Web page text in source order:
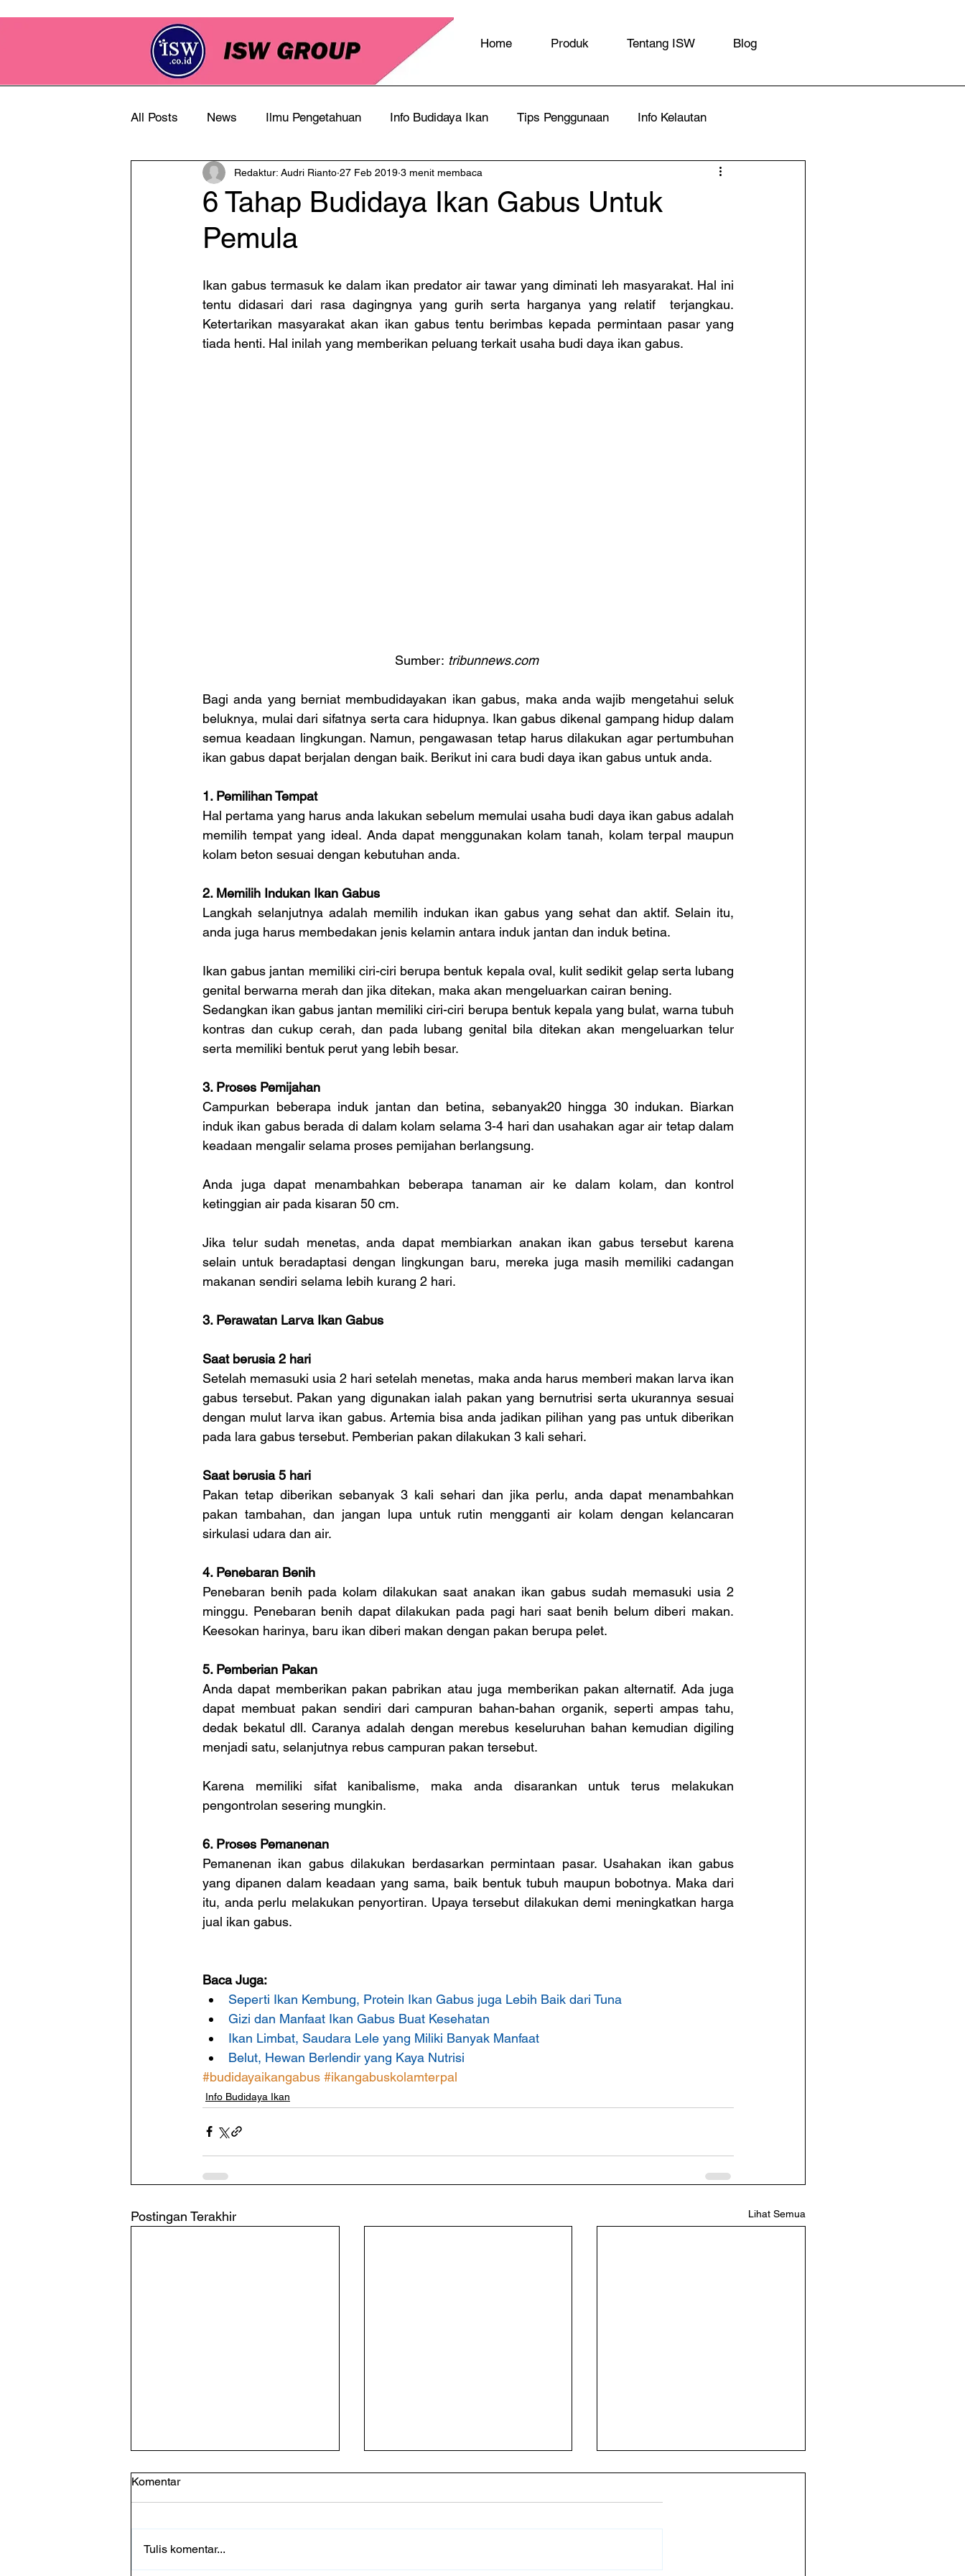
Home Produk Tentang ISW Blog
All Posts News Ilmu Pengetahuan Info Budidaya Ikan Tips Penggunaan Info Kelautan
Info Perkebunan
6 Tahap Budidaya Ikan Gabus Untuk
Pemula
Redaktur: Audri Rianto 27 Feb 2019 3 menit membaca
Ikan gabus termasuk ke dalam ikan predator air tawar yang diminati leh masyarakat. Hal ini
tentu didasari dari rasa dagingnya yang gurih serta harganya yang relatif  terjangkau.
Ketertarikan masyarakat akan ikan gabus tentu berimbas kepada permintaan pasar yang
tiada henti. Hal inilah yang memberikan peluang terkait usaha budi daya ikan gabus.
Sumber: tribunnews.com
Bagi anda yang berniat membudidayakan ikan gabus, maka anda wajib mengetahui seluk
beluknya, mulai dari sifatnya serta cara hidupnya. Ikan gabus dikenal gampang hidup dalam
semua keadaan lingkungan. Namun, pengawasan tetap harus dilakukan agar pertumbuhan
ikan gabus dapat berjalan dengan baik. Berikut ini cara budi daya ikan gabus untuk anda.
1. Pemilihan Tempat
Hal pertama yang harus anda lakukan sebelum memulai usaha budi daya ikan gabus adalah
memilih tempat yang ideal. Anda dapat menggunakan kolam tanah, kolam terpal maupun
kolam beton sesuai dengan kebutuhan anda.
2. Memilih Indukan Ikan Gabus
Langkah selanjutnya adalah memilih indukan ikan gabus yang sehat dan aktif. Selain itu,
anda juga harus membedakan jenis kelamin antara induk jantan dan induk betina.
Ikan gabus jantan memiliki ciri-ciri berupa bentuk kepala oval, kulit sedikit gelap serta lubang
genital berwarna merah dan jika ditekan, maka akan mengeluarkan cairan bening.
Sedangkan ikan gabus jantan memiliki ciri-ciri berupa bentuk kepala yang bulat, warna tubuh
kontras dan cukup cerah, dan pada lubang genital bila ditekan akan mengeluarkan telur
serta memiliki bentuk perut yang lebih besar.
3. Proses Pemijahan
Campurkan beberapa induk jantan dan betina, sebanyak20 hingga 30 indukan. Biarkan
induk ikan gabus berada di dalam kolam selama 3-4 hari dan usahakan agar air tetap dalam
keadaan mengalir selama proses pemijahan berlangsung.
Anda juga dapat menambahkan beberapa tanaman air ke dalam kolam, dan kontrol
ketinggian air pada kisaran 50 cm.
Jika telur sudah menetas, anda dapat membiarkan anakan ikan gabus tersebut karena
selain untuk beradaptasi dengan lingkungan baru, mereka juga masih memiliki cadangan
makanan sendiri selama lebih kurang 2 hari.
3. Perawatan Larva Ikan Gabus
Saat berusia 2 hari
Setelah memasuki usia 2 hari setelah menetas, maka anda harus memberi makan larva ikan
gabus tersebut. Pakan yang digunakan ialah pakan yang bernutrisi serta ukurannya sesuai
dengan mulut larva ikan gabus. Artemia bisa anda jadikan pilihan yang pas untuk diberikan
pada lara gabus tersebut. Pemberian pakan dilakukan 3 kali sehari.
Saat berusia 5 hari
Pakan tetap diberikan sebanyak 3 kali sehari dan jika perlu, anda dapat menambahkan
pakan tambahan, dan jangan lupa untuk rutin mengganti air kolam dengan kelancaran
sirkulasi udara dan air.
4. Penebaran Benih
Penebaran benih pada kolam dilakukan saat anakan ikan gabus sudah memasuki usia 2
minggu. Penebaran benih dapat dilakukan pada pagi hari saat benih belum diberi makan.
Keesokan harinya, baru ikan diberi makan dengan pakan berupa pelet.
5. Pemberian Pakan
Anda dapat memberikan pakan pabrikan atau juga memberikan pakan alternatif. Ada juga
dapat membuat pakan sendiri dari campuran bahan-bahan organik, seperti ampas tahu,
dedak bekatul dll. Caranya adalah dengan merebus keseluruhan bahan kemudian digiling
menjadi satu, selanjutnya rebus campuran pakan tersebut.
Karena memiliki sifat kanibalisme, maka anda disarankan untuk terus melakukan
pengontrolan sesering mungkin.
6. Proses Pemanenan
Pemanenan ikan gabus dilakukan berdasarkan permintaan pasar. Usahakan ikan gabus
yang dipanen dalam keadaan yang sama, baik bentuk tubuh maupun bobotnya. Maka dari
itu, anda perlu melakukan penyortiran. Upaya tersebut dilakukan demi meningkatkan harga
jual ikan gabus.
Baca Juga:
Seperti Ikan Kembung, Protein Ikan Gabus juga Lebih Baik dari Tuna
Gizi dan Manfaat Ikan Gabus Buat Kesehatan
Ikan Limbat, Saudara Lele yang Miliki Banyak Manfaat
Belut, Hewan Berlendir yang Kaya Nutrisi
#budidayaikangabus #ikangabuskolamterpal
Info Budidaya Ikan
Postingan Terakhir Lihat Semua
Komentar
Tulis komentar...